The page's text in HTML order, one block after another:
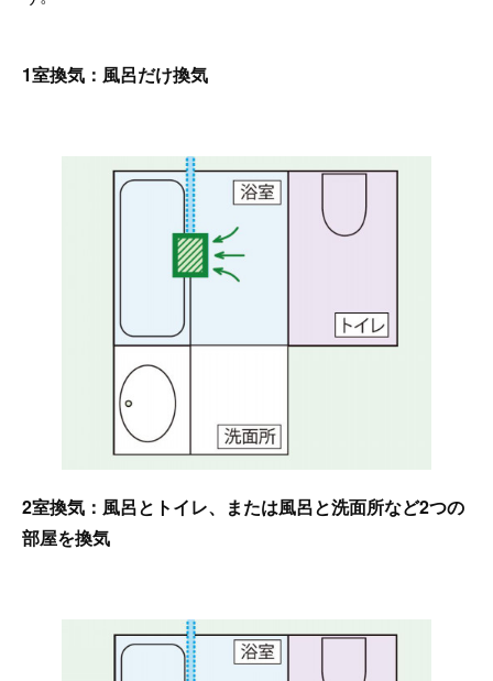
1室換気：風呂だけ換気
2室換気：風呂とトイレ、または風呂と洗面所など2つの
部屋を換気